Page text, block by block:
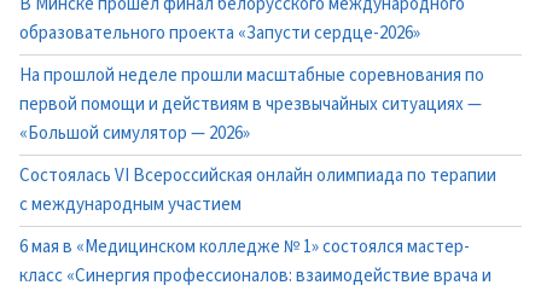
образовательного проекта «Запусти сердце-2026»
На прошлой неделе прошли масштабные соревнования по
первой помощи и действиям в чрезвычайных ситуациях —
«Большой симулятор — 2026»
Состоялась VI Всероссийская онлайн олимпиада по терапии
с международным участием
6 мая в «Медицинском колледже № 1» состоялся мастер-
класс «Синергия профессионалов: взаимодействие врача и